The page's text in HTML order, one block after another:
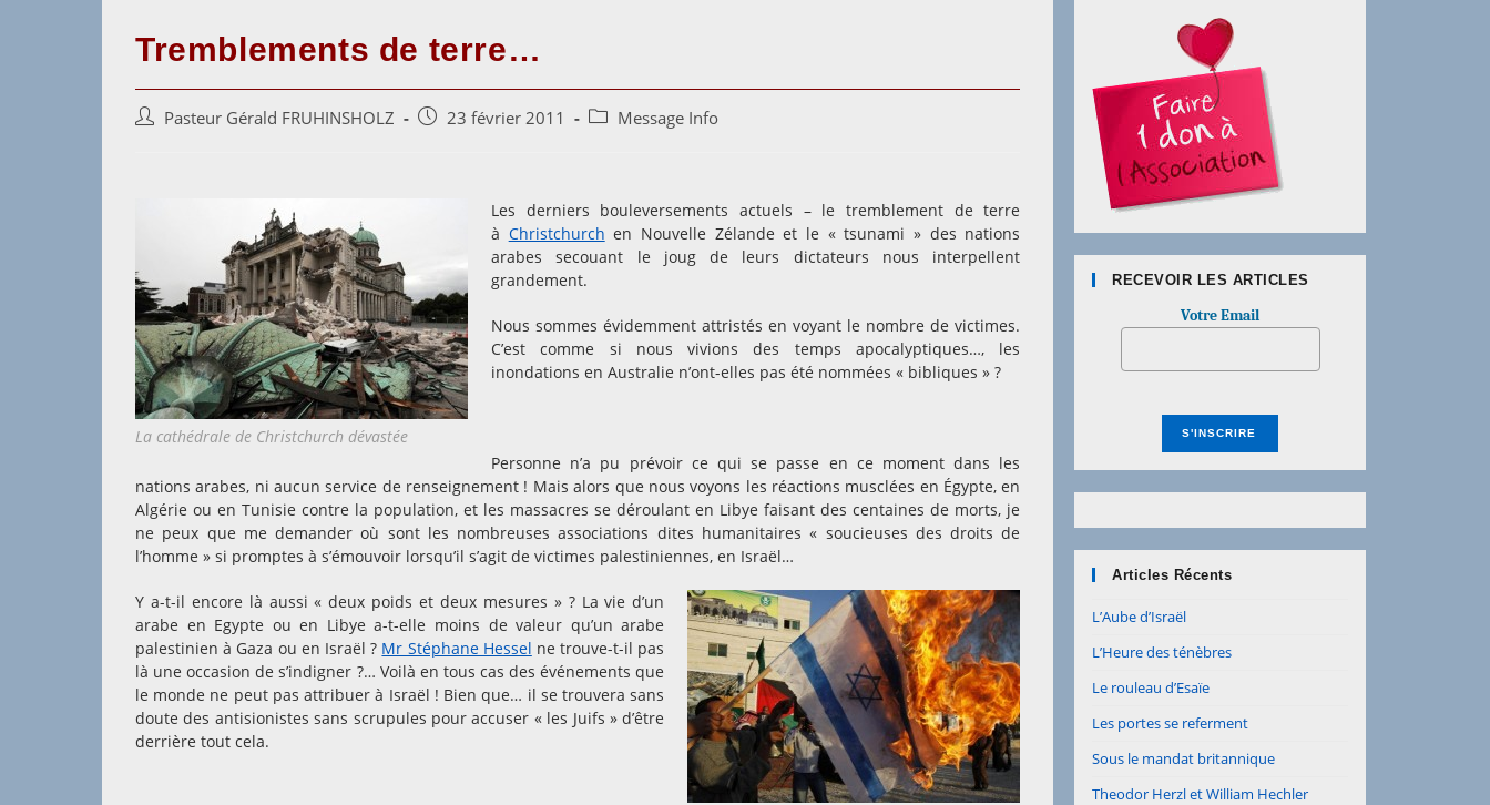
Tremblements de terre…
Auteur/autrice
Pasteur Gérald FRUHINSHOLZ
Post 23 février 2011
Post Message Info
La cathédrale de Christchurch dévastée
Les derniers bouleversements actuels – le tremblement de terre
à Christchurch en Nouvelle Zélande et le « tsunami » des nations
arabes secouant le joug de leurs dictateurs nous interpellent
grandement.
Nous sommes évidemment attristés en voyant le nombre de victimes.
C’est comme si nous vivions des temps apocalyptiques…, les
inondations en Australie n’ont-elles pas été nommées « bibliques » ?
Personne n’a pu prévoir ce qui se passe en ce moment dans les
nations arabes, ni aucun service de renseignement ! Mais alors que nous voyons les réactions musclées en Égypte, en
Algérie ou en Tunisie contre la population, et les massacres se déroulant en Libye faisant des centaines de morts, je
ne peux que me demander où sont les nombreuses associations dites humanitaires « soucieuses des droits de
l’homme » si promptes à s’émouvoir lorsqu’il s’agit de victimes palestiniennes, en Israël…
Y a-t-il encore là aussi « deux poids et deux mesures » ? La vie d’un
arabe en Egypte ou en Libye a-t-elle moins de valeur qu’un arabe
palestinien à Gaza ou en Israël ? Mr Stéphane Hessel ne trouve-t-il pas
là une occasion de s’indigner ?… Voilà en tous cas des événements que
le monde ne peut pas attribuer à Israël ! Bien que… il se trouvera sans
doute des antisionistes sans scrupules pour accuser « les Juifs » d’être
derrière tout cela.
RECEVOIR LES ARTICLES
Votre Email
Articles Récents
L’Aube d’Israël
L’Heure des ténèbres
Le rouleau d’Esaïe
Les portes se referment
Sous le mandat britannique
Theodor Herzl et William Hechler